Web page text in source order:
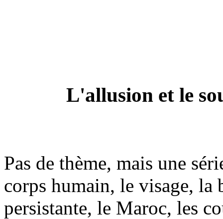
L'allusion et le
Pas de thème, mais une
corps humain, le visage, la
persistante, le Maroc, les